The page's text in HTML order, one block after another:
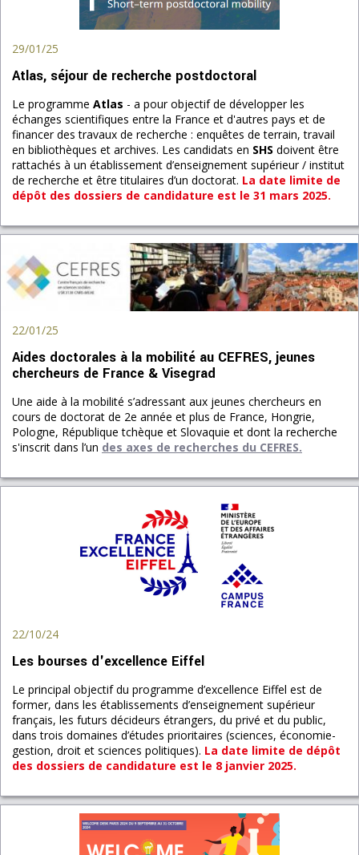
29/01/25
Atlas, séjour de recherche postdoctoral
Le programme Atlas - a pour objectif de développer les
échanges scientifiques entre la France et d'autres pays et de
financer des travaux de recherche : enquêtes de terrain, travail
en bibliothèques et archives. Les candidats en SHS doivent être
rattachés à un établissement d’enseignement supérieur / institut
de recherche et être titulaires d’un doctorat. La date limite de
dépôt des dossiers de candidature est le 31 mars 2025.
22/01/25
Aides doctorales à la mobilité au CEFRES, jeunes
chercheurs de France & Visegrad
Une aide à la mobilité s’adressant aux jeunes chercheurs en
cours de doctorat de 2e année et plus de France, Hongrie,
Pologne, République tchèque et Slovaquie et dont la recherche
s'inscrit dans l’un des axes de recherches du CEFRES.
22/10/24
Les bourses d'excellence Eiffel
Le principal objectif du programme d’excellence Eiffel est de
former, dans les établissements d’enseignement supérieur
français, les futurs décideurs étrangers, du privé et du public,
dans trois domaines d’études prioritaires (sciences, économie-
gestion, droit et sciences politiques). La date limite de dépôt
des dossiers de candidature est le 8 janvier 2025.